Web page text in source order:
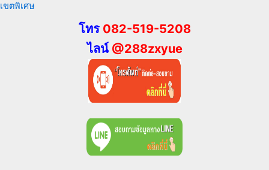
เขตพิเศษ
โทร 082-519-5208
ไลน์ @288zxyue